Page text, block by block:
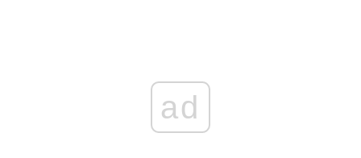
ad